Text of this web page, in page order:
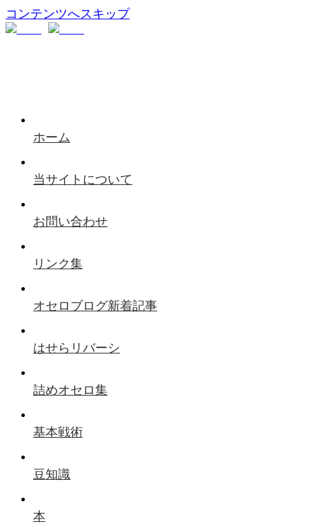
コンテンツへスキップ
ホーム
当サイトについて
お問い合わせ
リンク集
オセロブログ新着記事
はせらリバーシ
詰めオセロ集
基本戦術
豆知識
本